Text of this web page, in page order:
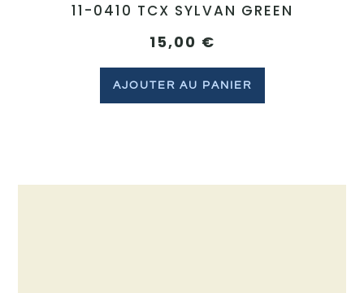
11-0410 TCX SYLVAN GREEN
15,00 €
AJOUTER AU PANIER